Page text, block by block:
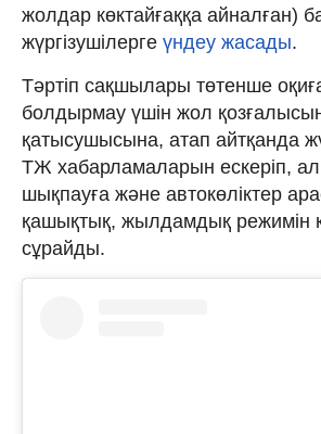
жолдар көктайғаққа айналған)
жүргізушілерге үндеу жасады.
Тәртіп сақшылары төтенше
болдырмау үшін жол
қатысушысына, атап айтқанда
ТЖ хабарламаларын ескеріп,
шықпауға және автокөліктер
қашықтық, жылдамдық режимін
сұрайды.